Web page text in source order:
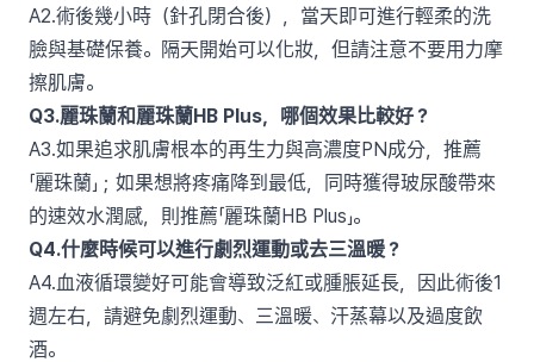
A2.術後幾小時（針孔閉合後），當天即可進行輕柔的洗
臉與基礎保養。隔天開始可以化妝，但請注意不要用力摩
擦肌膚。
Q3.麗珠蘭和麗珠蘭HB Plus，哪個效果比較好？
A3.如果追求肌膚根本的再生力與高濃度PN成分，推薦
「麗珠蘭」；如果想將疼痛降到最低，同時獲得玻尿酸帶來
的速效水潤感，則推薦「麗珠蘭HB Plus」。
Q4.什麼時候可以進行劇烈運動或去三溫暖？
A4.血液循環變好可能會導致泛紅或腫脹延長，因此術後1
週左右，請避免劇烈運動、三溫暖、汗蒸幕以及過度飲
酒。